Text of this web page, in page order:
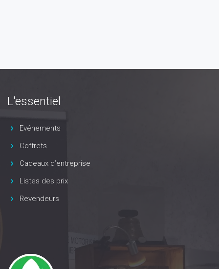
L'essentiel
Evénements
Coffrets
Cadeaux d’entreprise
Listes des prix
Revendeurs